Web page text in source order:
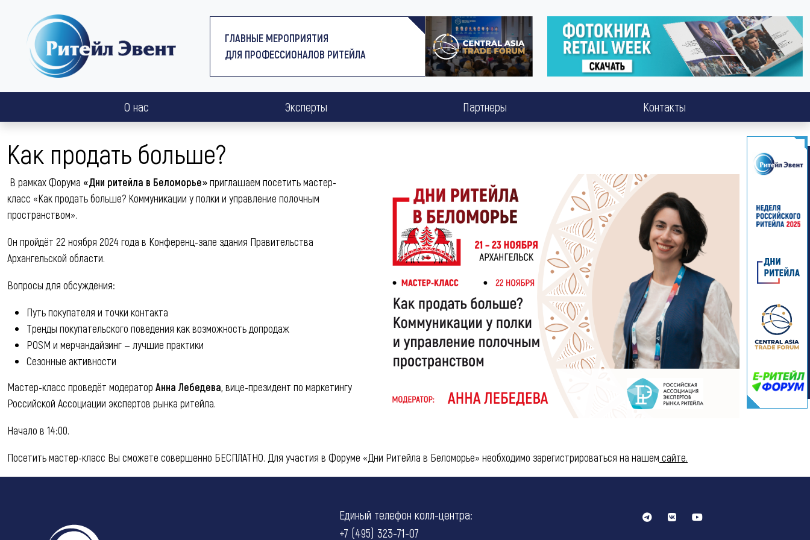
ГЛАВНЫЕ МЕРОПРИЯТИЯ
ДЛЯ ПРОФЕССИОНАЛОВ РИТЕЙЛА
О нас Эксперты Партнеры Контакты
Как продать больше?
В рамках Форума «Дни ритейла в Беломорье»приглашаем посетить мастер-
класс «Как продать больше? Коммуникации у полки и управление полочным
пространством».
Он пройдёт 22 ноября 2024 года в Конференц-зале здания Правительства
Архангельской области.
Вопросы для обсуждения:
Путь покупателя и точки контакта
Тренды покупательского поведения как возможность допродаж
POSM и мерчандайзинг — лучшие практики
Сезонные активности
Мастер-класс проведёт модератор Анна Лебедева, вице-президент по маркетингу
Российской Ассоциации экспертов рынка ритейла.
Начало в 14:00.
Посетить мастер-класс Вы сможете совершенно БЕСПЛАТНО. Для участия в Форуме «Дни Ритейла в Беломорье» необходимо зарегистрироваться на нашем сайте.
Единый телефон колл-центра:
+7 (495) 323-71-07